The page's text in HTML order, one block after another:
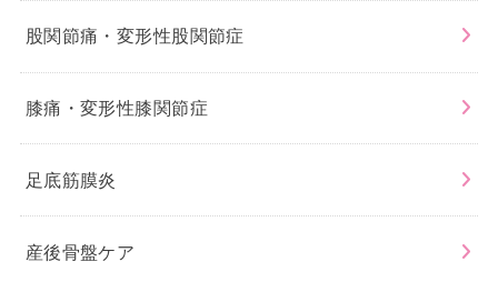
股関節痛・変形性股関節症
膝痛・変形性膝関節症
足底筋膜炎
産後骨盤ケア